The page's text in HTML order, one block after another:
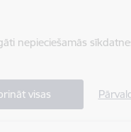
nepieciešamās
visas